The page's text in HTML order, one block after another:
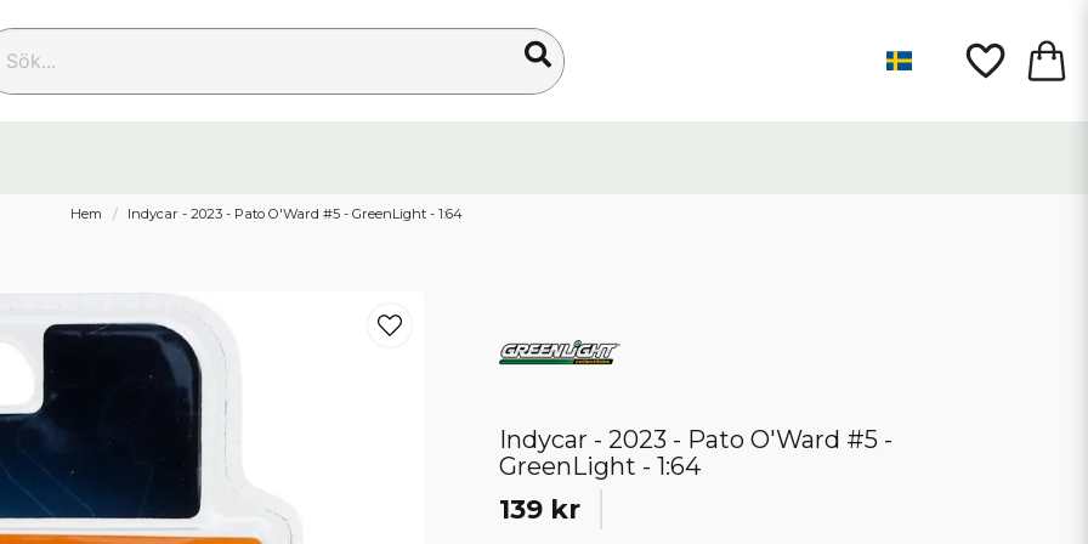
Hem Indycar - 2023 - Pato O'Ward #5 - GreenLight - 1:64
Indycar - 2023 - Pato O'Ward #5 -
GreenLight - 1:64
139 kr